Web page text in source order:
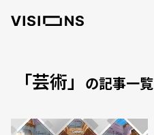
「芸術」 の記事一覧